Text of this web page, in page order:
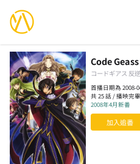
YourAnimes 你的動畫
Code
コードギアス 反
首播日期為 2008-
共 25 話 / 播映完畢
2008年4月新番
加入追番